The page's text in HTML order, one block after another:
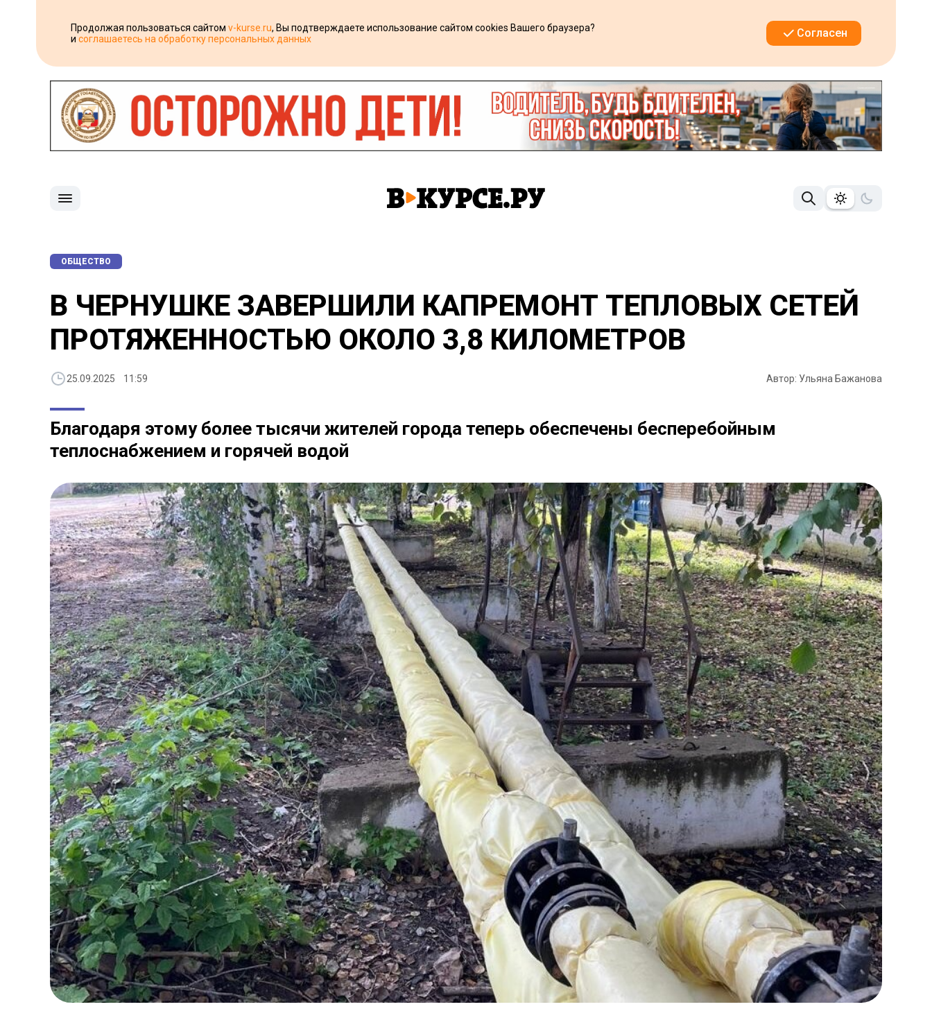
Продолжая пользоваться сайтом v-kurse.ru, Вы подтверждаете использование сайтом cookies Вашего браузера?
и соглашаетесь на обработку персональных данных Согласен
ОБЩЕСТВО
В ЧЕРНУШКЕ ЗАВЕРШИЛИ КАПРЕМОНТ ТЕПЛОВЫХ СЕТЕЙ
ПРОТЯЖЕННОСТЬЮ ОКОЛО 3,8 КИЛОМЕТРОВ
25.09.2025 11:59 Автор: Ульяна Бажанова
Благодаря этому более тысячи жителей города теперь обеспечены бесперебойным
теплоснабжением и горячей водой